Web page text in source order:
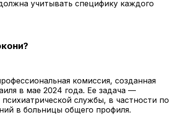
учитывать специфику каждого
комиссия, созданная
в мае 2024 года. Ее задача —
службы, в частности по
в больницы общего профиля.